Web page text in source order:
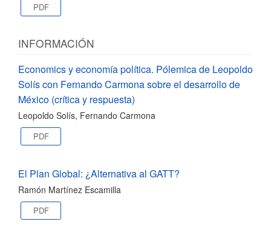
PDF
INFORMACIÓN
Economics y economía política. Pólemica de Leopoldo
Solís con Fernando Carmona sobre el desarrollo de
México (crítica y respuesta)
Leopoldo Solís, Fernando Carmona
PDF
El Plan Global: ¿Alternativa al GATT?
Ramón Martínez Escamilla
PDF